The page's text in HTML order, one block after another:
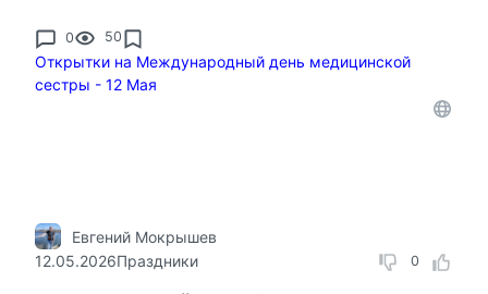
0 50
Открытки на Международный день медицинской
сестры - 12 Мая
0
Евгений Мокрышев
12.05.2026Праздники